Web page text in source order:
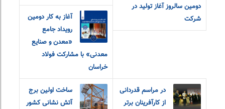
دومین سالروز آغاز تولید در
شرکت
آغاز به کار دومین
رویداد جامع
«معدن و‌ صنایع
معدنی» با مشارکت فولاد
خراسان
در مراسم قدردانی
از کارآفرینان برتر
ساخت اولین برج
آتش نشانی کشور